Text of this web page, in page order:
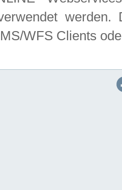
WFS Clients